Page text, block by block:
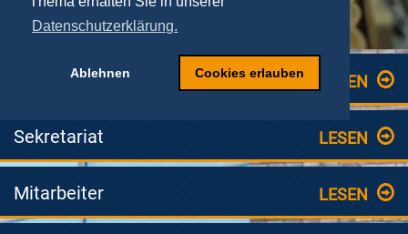
Datenschutzerklärung.
Ablehnen Cookies erlauben LESEN
Lehrstuhlinhaber
LESEN
Sekretariat
LESEN
Mitarbeiter